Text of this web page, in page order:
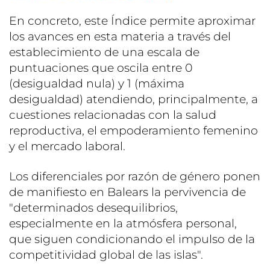
En concreto, este Índice permite aproximar
los avances en esta materia a través del
establecimiento de una escala de
puntuaciones que oscila entre 0
(desigualdad nula) y 1 (máxima
desigualdad) atendiendo, principalmente, a
cuestiones relacionadas con la salud
reproductiva, el empoderamiento femenino
y el mercado laboral.
Los diferenciales por razón de género ponen
de manifiesto en Balears la pervivencia de
"determinados desequilibrios,
especialmente en la atmósfera personal,
que siguen condicionando el impulso de la
competitividad global de las islas".